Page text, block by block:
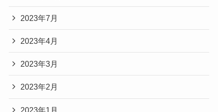
2023年7月
2023年4月
2023年3月
2023年2月
2023年1月